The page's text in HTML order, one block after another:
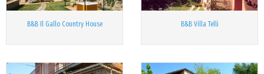
B&B Il Gallo Country House B&B Villa Telli